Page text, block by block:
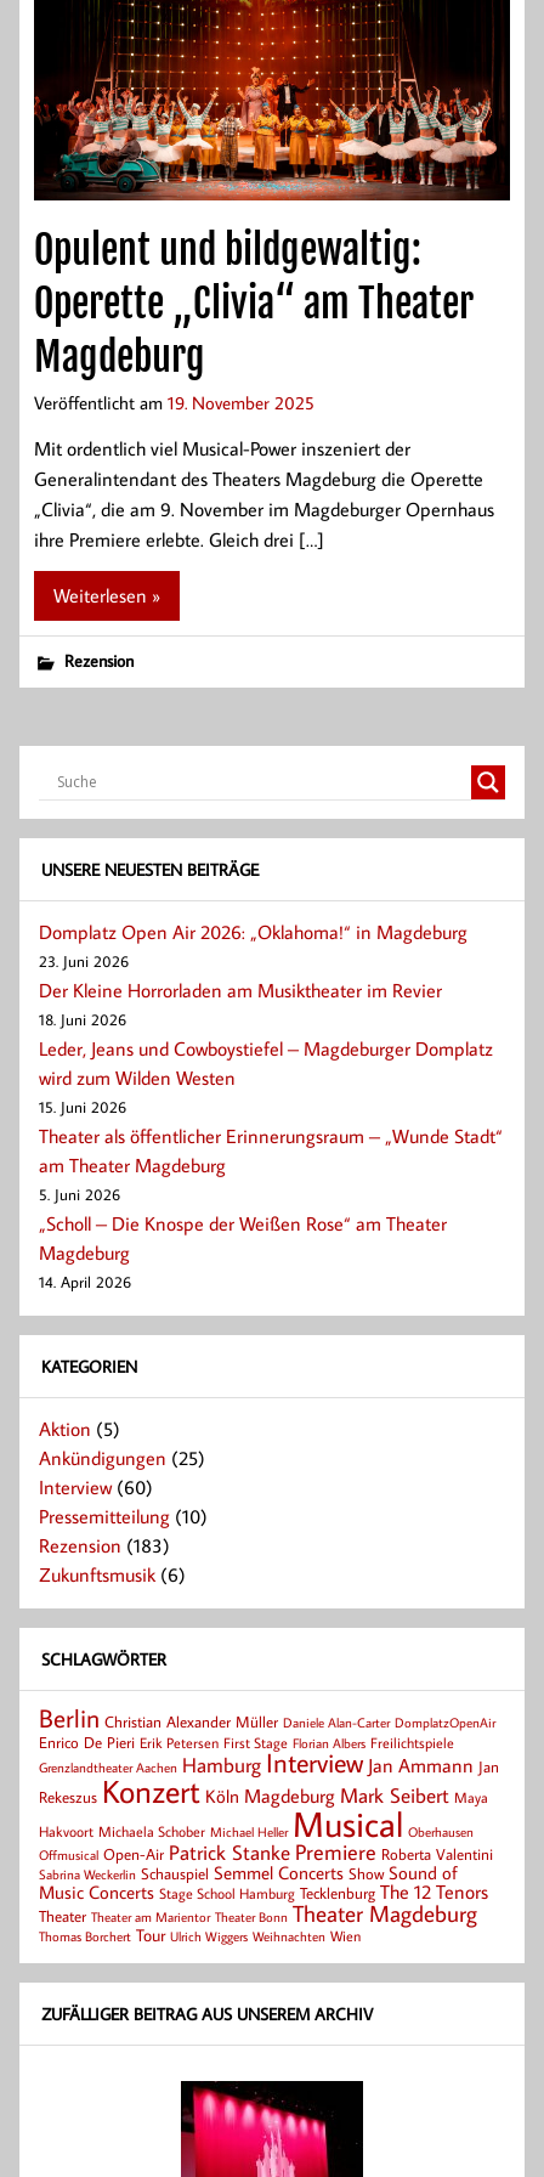
Opulent und bildgewaltig:
Operette „Clivia“ am Theater
Magdeburg
Veröffentlicht am 19. November 2025
Mit ordentlich viel Musical-Power inszeniert der
Generalintendant des Theaters Magdeburg die Operette
„Clivia“, die am 9. November im Magdeburger Opernhaus
ihre Premiere erlebte. Gleich drei […]
Weiterlesen »
Rezension
UNSERE NEUESTEN BEITRÄGE
Domplatz Open Air 2026: „Oklahoma!“ in Magdeburg
23. Juni 2026
Der Kleine Horrorladen am Musiktheater im Revier
18. Juni 2026
Leder, Jeans und Cowboystiefel – Magdeburger Domplatz
wird zum Wilden Westen
15. Juni 2026
Theater als öffentlicher Erinnerungsraum – „Wunde Stadt“
am Theater Magdeburg
5. Juni 2026
„Scholl – Die Knospe der Weißen Rose“ am Theater
Magdeburg
14. April 2026
KATEGORIEN
Aktion (5)
Ankündigungen (25)
Interview(60)
Pressemitteilung (10)
Rezension (183)
Zukunftsmusik (6)
SCHLAGWÖRTER
Berlin Christian Alexander Müller Daniele Alan-Carter DomplatzOpenAir
Enrico De Pieri Erik Petersen First Stage Florian Albers Freilichtspiele
Grenzlandtheater Aachen Hamburg Interview Jan Ammann Jan
Rekeszus Konzert Köln Magdeburg Mark Seibert Maya
Hakvoort Michaela Schober Michael Heller Musical Oberhausen
Offmusical Open-Air Patrick Stanke Premiere Roberta Valentini
Sabrina Weckerlin Schauspiel Semmel Concerts Show Sound of
Music Concerts Stage School Hamburg Tecklenburg The 12 Tenors
Theater Theater am Marientor Theater Bonn Theater Magdeburg
Thomas Borchert Tour Ulrich Wiggers Weihnachten Wien
ZUFÄLLIGER BEITRAG AUS UNSEREM ARCHIV